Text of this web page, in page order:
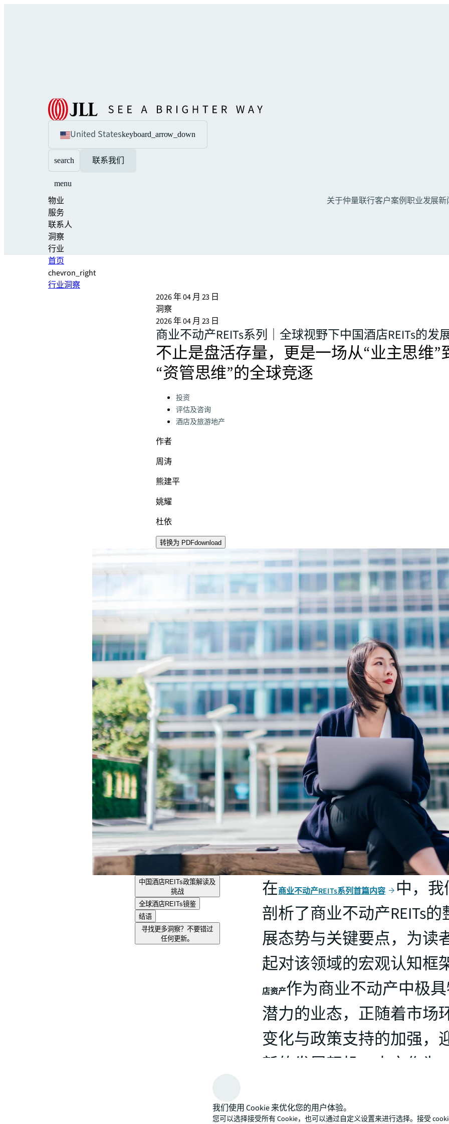
United Stateskeyboard_arrow_down
search 联系我们
menu
物业
服务
联系人
洞察
行业
关于仲量联行客户案例职业发展新
首页
chevron_right
行业洞察
2026 年 04 月 23 日
洞察
2026 年 04 月 23 日
商业不动产REITs系列｜全球视野下中国酒店REITs的发
不止是盘活存量，更是一场从“业主思维”
“资管思维”的全球竞逐
Categories:
投资
评估及咨询
酒店及旅游地产
作者
周涛
熊建平
姚耀
杜依
转换为 PDFdownload
中国酒店REITs政策解读及
挑战
全球酒店REITs镜鉴
结语
寻找更多洞察？不要错过
任何更新。
在商业不动产REITs系列首篇内容
中，
剖析了商业不动产REITs
展态势与关键要点，为读
起对该领域的宏观认知框
店资产作为商业不动产中极
潜力的业态，正随着市场
变化与政策支持的加强，
新的发展契机。本文作为
第二篇，将聚焦酒店类资
我们使用 Cookie 来优化您的用户体验。
您可以选择接受所有 Cookie，也可以通过自定义设置来进行选择。接受